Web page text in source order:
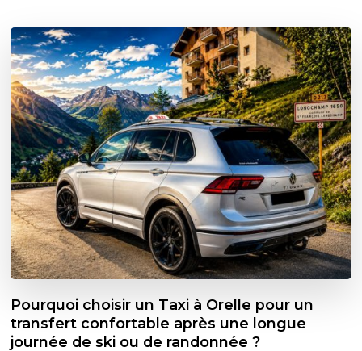
Pourquoi choisir un Taxi à Orelle pour un
transfert confortable après une longue
journée de ski ou de randonnée ?